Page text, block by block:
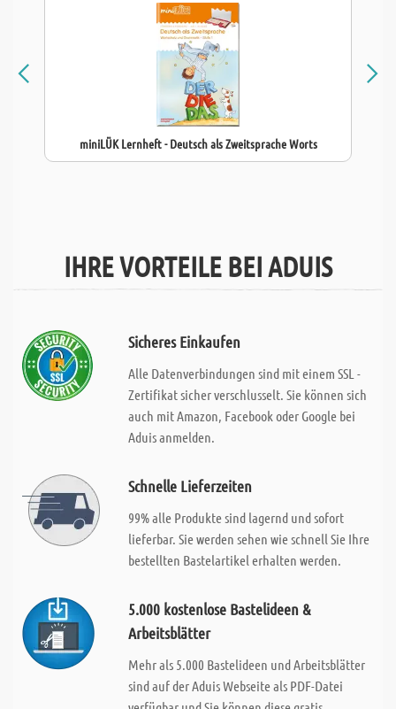
miniLÜK Lernheft - Deutsch als Zweitsprache Worts
IHRE VORTEILE BEI ADUIS
Sicheres Einkaufen
Alle Datenverbindungen sind mit einem SSL -
Zertifikat sicher verschlusselt. Sie können sich
auch mit Amazon, Facebook oder Google bei
Aduis anmelden.
Schnelle Lieferzeiten
99% alle Produkte sind lagernd und sofort
lieferbar. Sie werden sehen wie schnell Sie Ihre
bestellten Bastelartikel erhalten werden.
5.000 kostenlose Bastelideen &
Arbeitsblätter
Mehr als 5.000 Bastelideen und Arbeitsblätter
sind auf der Aduis Webseite als PDF-Datei